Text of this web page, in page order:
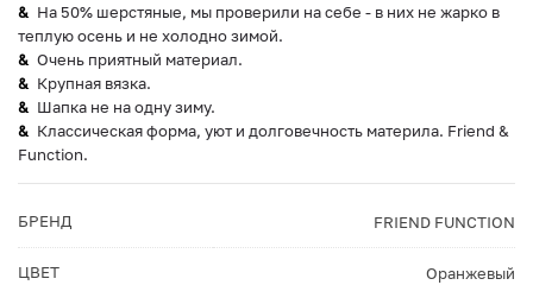
На 50% шерстяные, мы проверили на себе - в них не жарко в
теплую осень и не холодно зимой.
Очень приятный материал.
Крупная вязка.
Шапка не на одну зиму.
Классическая форма, уют и долговечность материла. Friend &
Function.
БРЕНД FRIEND FUNCTION
ЦВЕТ Оранжевый